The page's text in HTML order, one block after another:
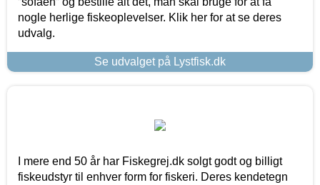
nogle herlige fiskeoplevelser. Klik her for at se deres
udvalg.
Se udvalget på Lystfisk.dk
I mere end 50 år har Fiskegrej.dk solgt godt og billigt
fiskeudstyr til enhver form for fiskeri. Deres kendetegn